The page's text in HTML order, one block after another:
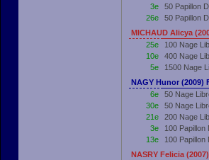
3e
50 Papillon
26e
50 Papillon
MICHAUD Alicya
25e
100 Nage
10e
400 Nage
5e
1500 Nage
NAGY Hunor (2009)
6e
50 Nage
30e
50 Nage
21e
200 Nage
3e
100 Papillon
13e
100 Papillon
NASRY Felicia